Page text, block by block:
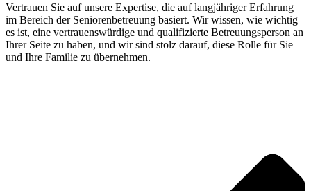
Vertrauen Sie auf unsere Expertise, die auf langjähriger Erfahrung
im Bereich der Seniorenbetreuung basiert. Wir wissen, wie wichtig
es ist, eine vertrauenswürdige und qualifizierte Betreuungsperson an
Ihrer Seite zu haben, und wir sind stolz darauf, diese Rolle für Sie
und Ihre Familie zu übernehmen.